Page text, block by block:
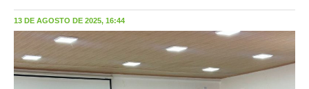
13 DE AGOSTO DE 2025, 16:44